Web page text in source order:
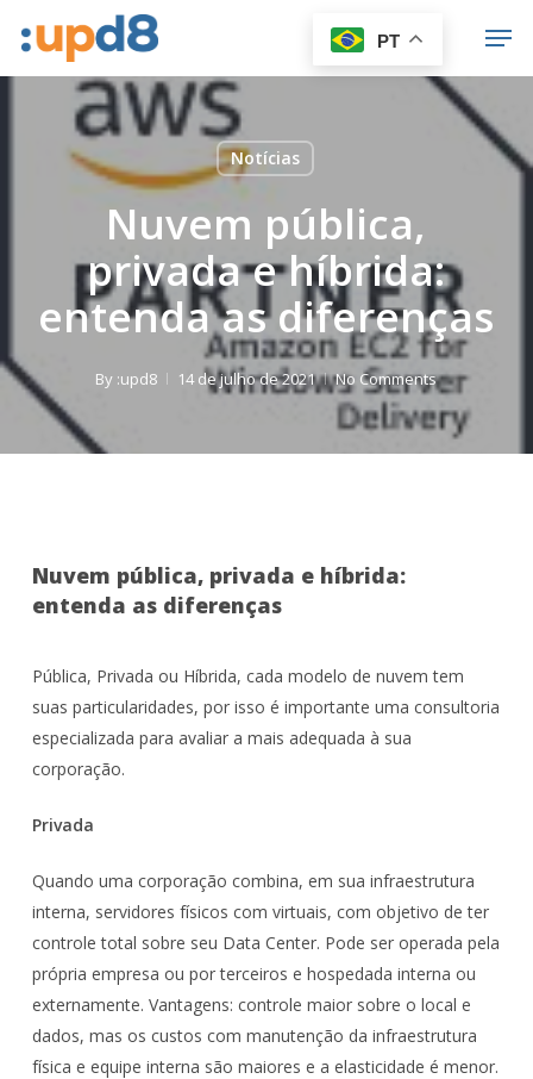
main
Notícias
Nuvem pública,
privada e híbrida:
entenda as diferenças
By :upd8 14 de julho de 2021 No Comments
Nuvem pública, privada e híbrida:
entenda as diferenças
Pública, Privada ou Híbrida, cada modelo de nuvem tem
suas particularidades, por isso é importante uma consultoria
especializada para avaliar a mais adequada à sua
corporação.
Privada
Quando uma corporação combina, em sua infraestrutura
interna, servidores físicos com virtuais, com objetivo de ter
controle total sobre seu Data Center. Pode ser operada pela
própria empresa ou por terceiros e hospedada interna ou
externamente. Vantagens: controle maior sobre o local e
dados, mas os custos com manutenção da infraestrutura
física e equipe interna são maiores e a elasticidade é menor.
Close
Menu
PT